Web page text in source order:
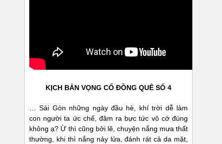
KỊCH BẢN VỌNG CỔ ĐỒNG QUÊ SỐ 4
… Sài Gòn những ngày đầu hè, khí trời dễ làm
con người ta ức chế, đâm ra bực tức vô cớ đúng
không ạ? Ừ thì cũng bởi lẽ, chuyện nắng mưa thất
thường, khi thì nắng nảy lửa, đánh rát cả da mặt,